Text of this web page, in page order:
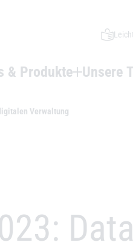
& Produkte Unsere
Verwaltung